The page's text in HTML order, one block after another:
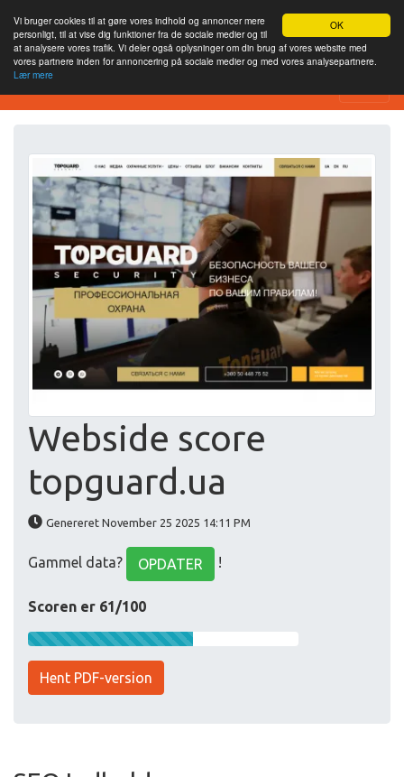
OK
Vi bruger cookies til at gøre vores indhold og annoncer mere
personligt, til at vise dig funktioner fra de sociale medier og til
at analysere vores trafik. Vi deler også oplysninger om din brug af vores website med
vores partnere inden for annoncering på sociale medier og med vores analysepartnere.
Lær mere
Værktøj til webstedsanalyse
Webside score
topguard.ua
Genereret November 25 2025 14:11 PM
Gammel data? OPDATER !
Scoren er 61/100
Hent PDF-version